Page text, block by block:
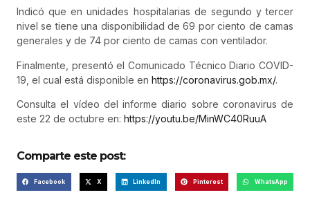
Indicó que en unidades hospitalarias de segundo y tercer
nivel se tiene una disponibilidad de 69 por ciento de camas
generales y de 74 por ciento de camas con ventilador.
Finalmente, presentó el Comunicado Técnico Diario COVID-
19, el cual está disponible en https://coronavirus.gob.mx/.
Consulta el vídeo del informe diario sobre coronavirus de
este 22 de octubre en: https://youtu.be/MinWC40RuuA
Comparte este post:
Facebook X LinkedIn Pinterest WhatsApp